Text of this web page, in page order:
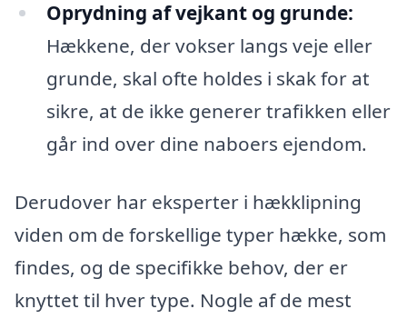
Oprydning af vejkant og grunde:
Hækkene, der vokser langs veje eller
grunde, skal ofte holdes i skak for at
sikre, at de ikke generer trafikken eller
går ind over dine naboers ejendom.
Derudover har eksperter i hækklipning
viden om de forskellige typer hække, som
findes, og de specifikke behov, der er
knyttet til hver type. Nogle af de mest